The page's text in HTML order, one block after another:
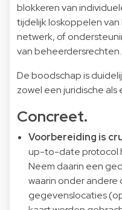
blokkeren van
tijdelijk loskoppelen
netwerk, of
van beheerdersrechten.
De boodschap is
zowel een juridische als
Concreet.
Voorbereiding is
up-to-date protocol
Neem daarin een
waarin onder andere
gegevenslocaties